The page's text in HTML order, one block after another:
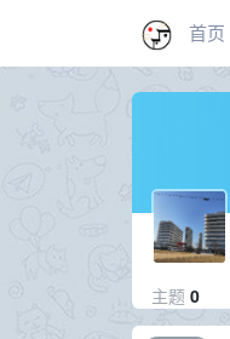
首页
主题 0